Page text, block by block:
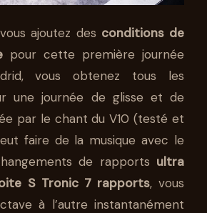
ajoutez des conditions de
pour cette première journée
vous obtenez tous les
une journée de glisse et de
par le chant du V10 (testé et
faire de la musique avec le
de rapports ultra
S Tronic 7 rapports, vous
à l’autre instantanément